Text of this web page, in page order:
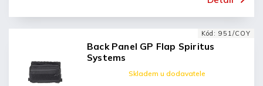
Back Panel GP Flap Spiritus
Systems
Skladem u dodavatele
Kód: 951/COY